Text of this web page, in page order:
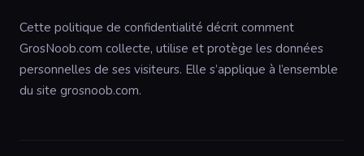
Cette politique de confidentialité décrit comment
GrosNoob.com collecte, utilise et protège les données
personnelles de ses visiteurs. Elle s’applique à l’ensemble
du site grosnoob.com.